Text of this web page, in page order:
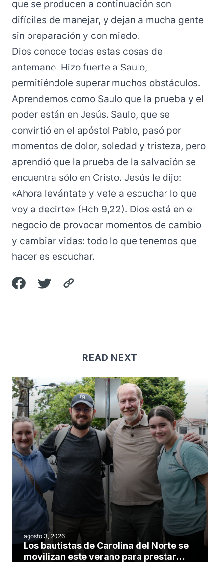
que se producen a continuación son
difíciles de manejar, y dejan a mucha gente
sin preparación y con miedo.
Dios conoce todas estas cosas de
antemano. Hizo fuerte a Saulo,
permitiéndole superar muchos obstáculos.
Aprendemos como Saulo que la prueba y el
poder están en Jesús. Saulo, que se
convirtió en el apóstol Pablo, pasó por
momentos de dolor, soledad y tristeza, pero
aprendió que la prueba de la salvación se
encuentra sólo en Cristo. Jesús le dijo:
«Ahora levántate y vete a escuchar lo que
voy a decirte» (Hch 9,22). Dios está en el
negocio de provocar momentos de cambio
y cambiar vidas: todo lo que tenemos que
hacer es escuchar.
READ NEXT
agosto 3, 2026
Los bautistas de Carolina del Norte se
movilizan este verano para prestar